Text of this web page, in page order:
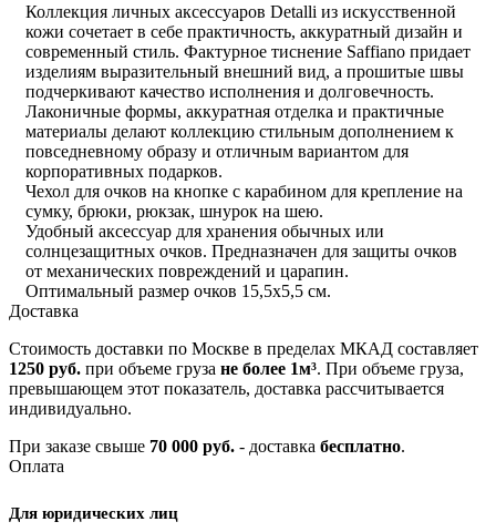
Коллекция личных аксессуаров Detalli из искусственной
кожи сочетает в себе практичность, аккуратный дизайн и
современный стиль. Фактурное тиснение Saffiano придает
изделиям выразительный внешний вид, а прошитые швы
подчеркивают качество исполнения и долговечность.
Лаконичные формы, аккуратная отделка и практичные
материалы делают коллекцию стильным дополнением к
повседневному образу и отличным вариантом для
корпоративных подарков.
Чехол для очков на кнопке с карабином для крепление на
сумку, брюки, рюкзак, шнурок на шею.
Удобный аксессуар для хранения обычных или
солнцезащитных очков. Предназначен для защиты очков
от механических повреждений и царапин.
Оптимальный размер очков 15,5х5,5 см.
Доставка
Стоимость доставки по Москве в пределах МКАД составляет
1250 руб. при объеме груза не более 1м³. При объеме груза,
превышающем этот показатель, доставка рассчитывается
индивидуально.
При заказе свыше 70 000 руб. - доставка бесплатно.
Оплата
Для юридических лиц